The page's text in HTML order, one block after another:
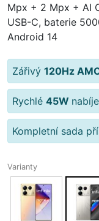
Mpx + 2 Mpx + AI
USB-C, baterie
Android 14
Zářivý 120Hz
Rychlé 45W
Kompletní sada
Varianty